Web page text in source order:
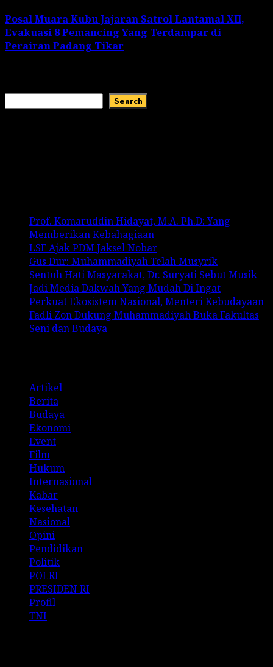
Posal Muara Kubu Jajaran Satrol Lantamal XII,
Evakuasi 8 Pemancing Yang Terdampar di
Perairan Padang Tikar
Search
Prof. Komaruddin Hidayat, M.A. Ph.D: Yang
Memberikan Kebahagiaan
LSF Ajak PDM Jaksel Nobar
Gus Dur: Muhammadiyah Telah Musyrik
Sentuh Hati Masyarakat, Dr. Suryati Sebut Musik
Jadi Media Dakwah Yang Mudah Di Ingat
Perkuat Ekosistem Nasional, Menteri Kebudayaan
Fadli Zon Dukung Muhammadiyah Buka Fakultas
Seni dan Budaya
Artikel
Berita
Budaya
Ekonomi
Event
Film
Hukum
Internasional
Kabar
Kesehatan
Nasional
Opini
Pendidikan
Politik
POLRI
PRESIDEN RI
Profil
TNI